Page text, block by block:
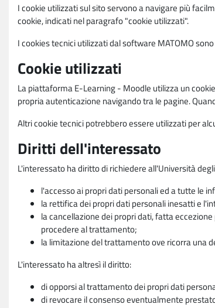
I cookie utilizzati sul sito servono a navigare più
cookie, indicati nel paragrafo "cookie utilizzati".
I cookies tecnici utilizzati dal software MATOMO
Cookie utilizzati
La piattaforma E-Learning - Moodle utilizza un
propria autenticazione navigando tra le pagine.
Altri cookie tecnici potrebbero essere utilizzati per
Diritti dell'interessato
L'interessato ha diritto di richiedere all'Università
l'accesso ai propri dati personali ed a tutte le
la rettifica dei propri dati personali inesatti e
la cancellazione dei propri dati, fatta
procedere al trattamento;
la limitazione del trattamento ove ricorra una
L'interessato ha altresì il diritto:
di opporsi al trattamento dei propri dati
di revocare il consenso eventualmente